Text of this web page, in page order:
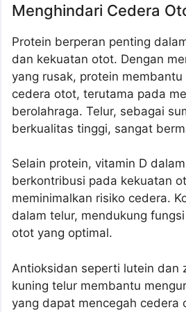
Menghindari Cedera
Protein berperan penting
dan kekuatan otot. Dengan
yang rusak, protein
cedera otot, terutama pada
berolahraga. Telur, sebagai
berkualitas tinggi, sangat
Selain protein, vitamin D
berkontribusi pada kekuatan
meminimalkan risiko cedera.
dalam telur, mendukung
otot yang optimal.
Antioksidan seperti lutein dan
kuning telur membantu
yang dapat mencegah cedera